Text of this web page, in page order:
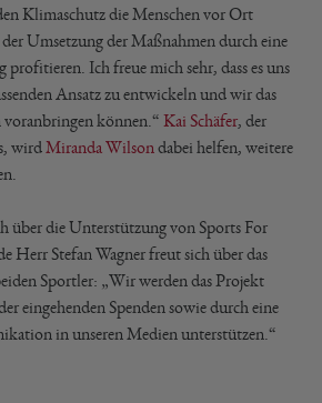
Klimaschutz die Menschen vor Ort
Umsetzung der Maßnahmen durch eine
Ich freue mich sehr, dass es uns
Ansatz zu entwickeln und wir das
können.“ Kai Schäfer, der
wirdMiranda Wilson dabei helfen, weitere
über die Unterstützung von Sports For
Herr Stefan Wagner freut sich über das
Sportler: „Wir werden das Projekt
eingehenden Spenden sowie durch eine
in unseren Medien unterstützen.“